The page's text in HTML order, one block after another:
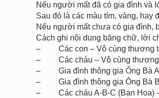
Nếu người mất đã có gia đình và
Sau đó là các màu tím, vàng, hay
Nếu người mất chưa có gia đình,
Cách ghi nội dung băng chữ, lời
– Các con – Vô cùng thương
– Các cháu – Vô cùng thương
– Gia đình thông gia Ông Bà A
– Gia đình thông gia Ông Bà B
– Các cháu A-B-C (Bạn Hoa) –